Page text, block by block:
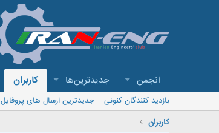
انجمن جدیدترین‌ها کاربران
بازدید کنندگان کنونی جدیدترین ارسال های پروفایل
کاربران